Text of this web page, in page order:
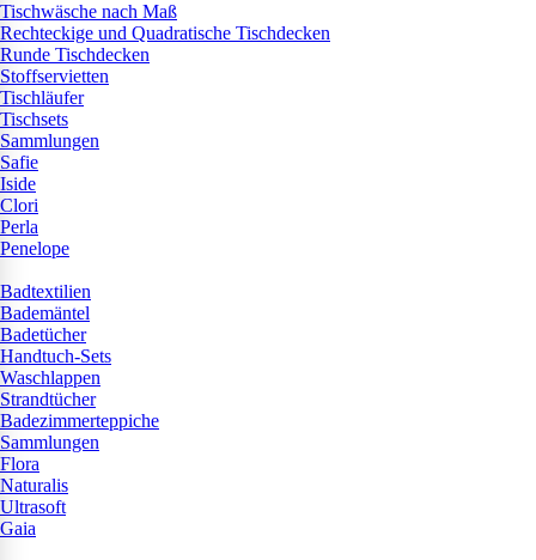
Tischwäsche nach Maß
Rechteckige und Quadratische Tischdecken
Runde Tischdecken
Stoffservietten
Tischläufer
Tischsets
Sammlungen
Safie
Iside
Clori
Perla
Penelope
Badtextilien
Bademäntel
Badetücher
Handtuch-Sets
Waschlappen
Strandtücher
Badezimmerteppiche
Sammlungen
Flora
Naturalis
Ultrasoft
Gaia